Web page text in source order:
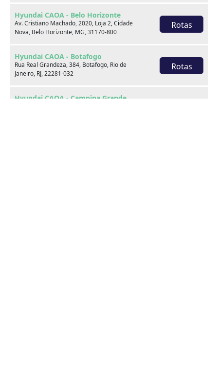
Hyundai CAOA - Belo Horizonte
Av. Cristiano Machado, 2020, Loja 2, Cidade
Nova, Belo Horizonte, MG, 31170-800
Rotas
Hyundai CAOA - Botafogo
Rua Real Grandeza, 384, Botafogo, Rio de
Janeiro, RJ, 22281-032
Rotas
Hyundai CAOA - Campina Grande
Saiba mais
Acesso rápido